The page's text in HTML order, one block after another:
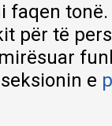
Lista e çmimeve
për të
e